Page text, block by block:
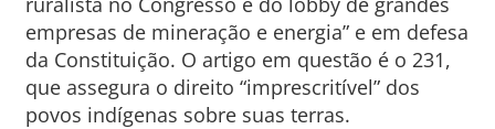
empresas de mineração e energia” e em defesa
da Constituição. O artigo em questão é o 231,
que assegura o direito “imprescritível” dos
povos indígenas sobre suas terras.